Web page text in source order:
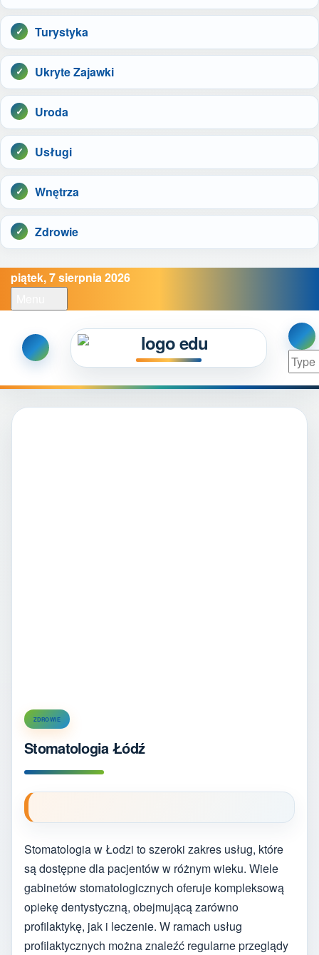
Turystyka
Ukryte Zajawki
Uroda
Usługi
Wnętrza
Zdrowie
piątek, 7 sierpnia 2026
ZDROWIE
Stomatologia Łódź
Stomatologia w Łodzi to szeroki zakres usług, które
są dostępne dla pacjentów w różnym wieku. Wiele
gabinetów stomatologicznych oferuje kompleksową
opiekę dentystyczną, obejmującą zarówno
profilaktykę, jak i leczenie. W ramach usług
profilaktycznych można znaleźć regularne przeglądy